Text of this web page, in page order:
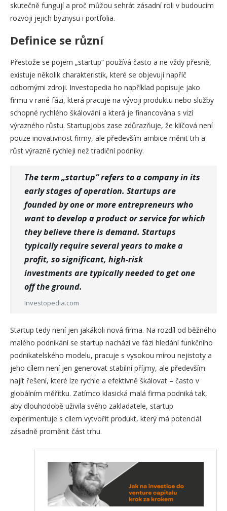
skutečně fungují a proč můžou sehrát zásadní roli v budoucím
rozvoji jejich byznysu i portfolia.
Definice se různí
Přestože se pojem „startup“ používá často a ne vždy přesně,
existuje několik charakteristik, které se objevují napříč
odbornými zdroji. Investopedia ho například popisuje jako
firmu v rané fázi, která pracuje na vývoji produktu nebo služby
schopné rychlého škálování a která je financována s vizí
výrazného růstu. StartupJobs zase zdůrazňuje, že klíčová není
pouze inovativnost firmy, ale především ambice měnit trh a
růst výrazně rychleji než tradiční podniky.
The term „startup“ refers to a company in its
early stages of operation. Startups are
founded by one or more entrepreneurs who
want to develop a product or service for which
they believe there is demand. Startups
typically require several years to make a
profit, so significant, high-risk
investments are typically needed to get one
off the ground.
Investopedia.com
Startup tedy není jen jakákoli nová firma. Na rozdíl od běžného
malého podnikání se startup nachází ve fázi hledání funkčního
podnikatelského modelu, pracuje s vysokou mírou nejistoty a
jeho cílem není jen generovat stabilní příjmy, ale především
najít řešení, které lze rychle a efektivně škálovat – často v
globálním měřítku. Zatímco klasická malá firma podniká tak,
aby dlouhodobě uživila svého zakladatele, startup
experimentuje s cílem vytvořit produkt, který má potenciál
zásadně proměnit část trhu.